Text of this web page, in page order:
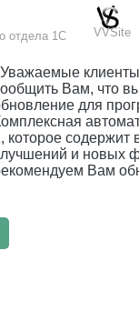
отдела 1С
VVSite
Уважаемые
Вам, что
для
которое содержит
и новых
Вам